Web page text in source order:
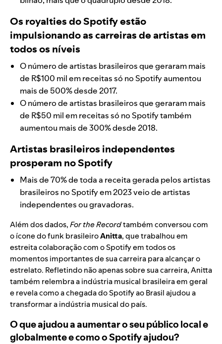
Os royalties do Spotify estão
impulsionando as carreiras de artistas em
todos os níveis
O número de artistas brasileiros que geraram mais
de R$100 mil em receitas só no Spotify aumentou
mais de 500% desde 2017.
O número de artistas brasileiros que geraram mais
de R$50 mil em receitas só no Spotify também
aumentou mais de 300% desde 2018.
Artistas brasileiros independentes
prosperam no Spotify
Mais de 70% de toda a receita gerada pelos artistas
brasileiros no Spotify em 2023 veio de artistas
independentes ou gravadoras.
Além dos dados,For the Recordtambém conversou com
o ícone do funk brasileiroAnitta, que trabalhou em
estreita colaboração com o Spotify em todos os
momentos importantes de sua carreira para alcançar o
estrelato. Refletindo não apenas sobre sua carreira, Anitta
também relembra a indústria musical brasileira em geral
e revela como a chegada do Spotify ao Brasil ajudou a
transformar a indústria musical do país.
O que ajudou a aumentar o seu público local e
globalmente e como o Spotify ajudou?